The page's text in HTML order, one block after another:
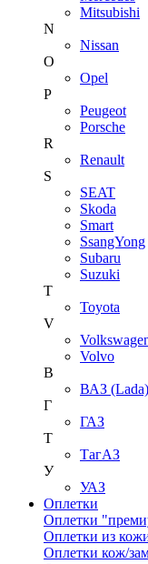
Mitsubishi
N
Nissan
O
Opel
P
Peugeot
Porsche
R
Renault
S
SEAT
Skoda
Smart
SsangYong
Subaru
Suzuki
T
Toyota
V
Volvo
В
ВАЗ (Lada)
Г
ГАЗ
Т
ТагАЗ
У
УАЗ
Оплетки
Оплетки
Оплетки из
Оплетки кож/